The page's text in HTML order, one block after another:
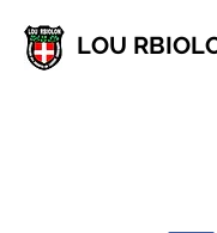
LOU